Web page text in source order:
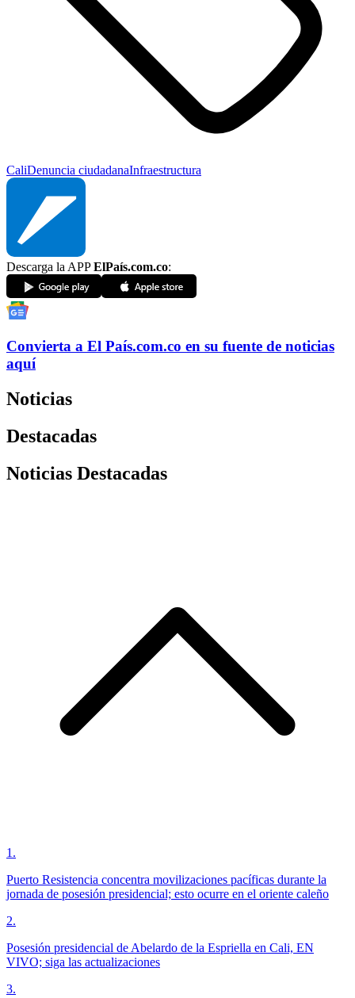
CaliDenuncia ciudadanaInfraestructura
Descarga la APPElPaís.com.co:
Convierta a El País.com.co en su fuente de noticias
aquí
Noticias
Destacadas
Noticias Destacadas
1 .
Puerto Resistencia concentra movilizaciones pacíficas durante la
jornada de posesión presidencial; esto ocurre en el oriente caleño
2.
Posesión presidencial de Abelardo de la Espriella en Cali, EN
VIVO; siga las actualizaciones
3.